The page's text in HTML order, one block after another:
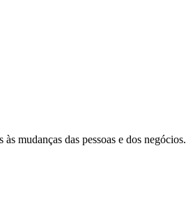
mudanças das pessoas e dos negócios.